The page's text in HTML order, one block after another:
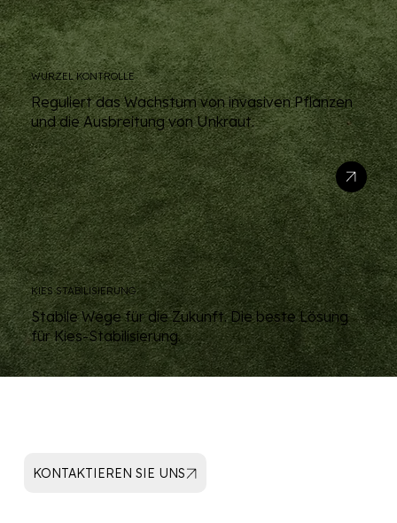
WURZEL KONTROLLE
Reguliert das Wachstum von invasiven Pflanzen
und die Ausbreitung von Unkraut.
KIES STABILISIERUNG
Stabile Wege für die Zukunft. Die beste Lösung
für Kies-Stabilisierung.
KONTAKTIEREN SIE UNS